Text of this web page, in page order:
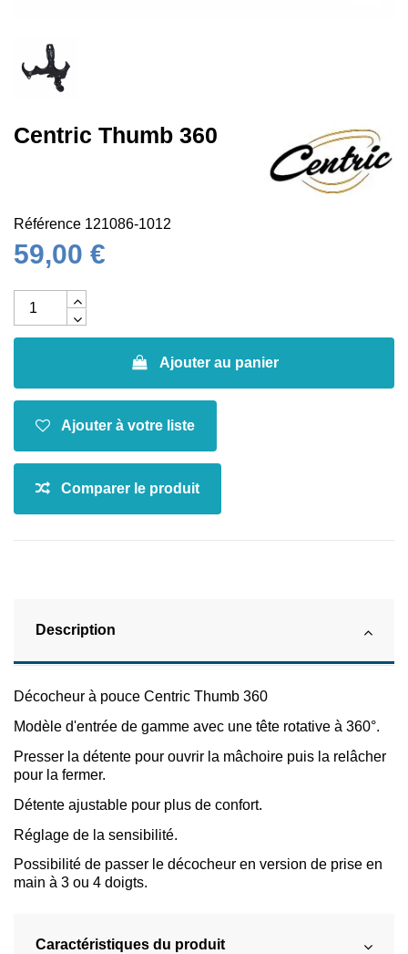
Centric Thumb 360
Référence 121086-1012
59,00 €
Ajouter au panier
Description
Décocheur à pouce Centric Thumb 360
Modèle d'entrée de gamme avec une tête rotative à 360°.
Presser la détente pour ouvrir la mâchoire puis la relâcher
pour la fermer.
Détente ajustable pour plus de confort.
Réglage de la sensibilité.
Possibilité de passer le décocheur en version de prise en
main à 3 ou 4 doigts.
Caractéristiques du produit